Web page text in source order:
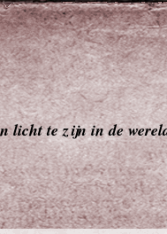
licht te zijn in de